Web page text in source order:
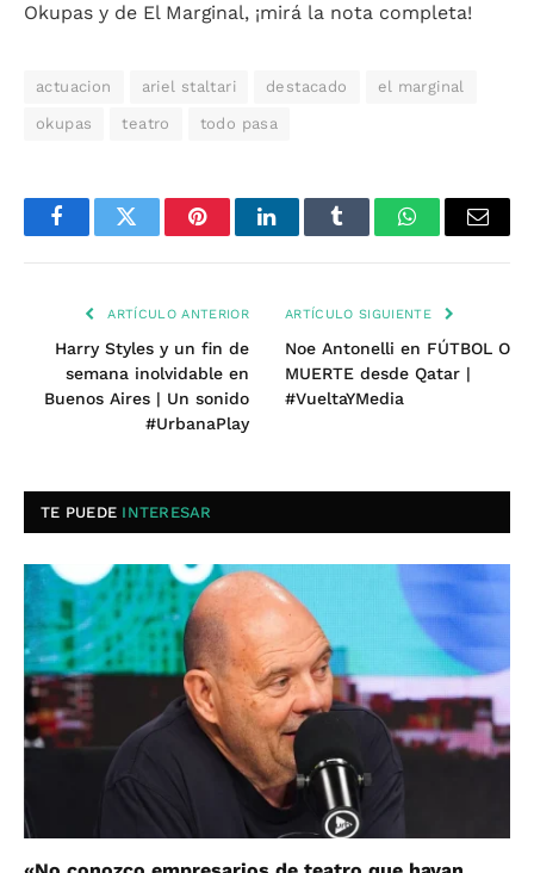
Okupas y de El Marginal, ¡mirá la nota completa!
actuacion ariel staltari destacado el marginal
okupas teatro todo pasa
FacebookTwitter PinterestLinkedInTumblr WhatsAppEmail
ARTÍCULO ANTERIOR
Harry Styles y un fin de
semana inolvidable en
Buenos Aires | Un sonido
#UrbanaPlay
ARTÍCULO SIGUIENTE
Noe Antonelli en FÚTBOL O
MUERTE desde Qatar |
#VueltaYMedia
TE PUEDE INTERESAR